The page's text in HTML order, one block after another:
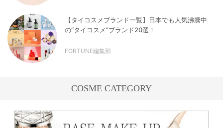
【タイコスメブランド一覧】日本でも人気沸騰中
の“タイコスメ”ブランド20選！
FORTUNE編集部
COSME CATEGORY